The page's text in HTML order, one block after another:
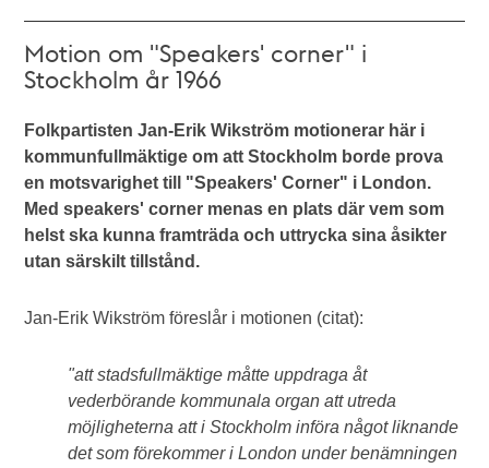
Motion om "Speakers' corner" i
Stockholm år 1966
Folkpartisten Jan-Erik Wikström motionerar här i
kommunfullmäktige om att Stockholm borde prova
en motsvarighet till "Speakers' Corner" i London.
Med speakers' corner menas en plats där vem som
helst ska kunna framträda och uttrycka sina åsikter
utan särskilt tillstånd.
Jan-Erik Wikström föreslår i motionen (citat):
"att stadsfullmäktige måtte uppdraga åt
vederbörande kommunala organ att utreda
möjligheterna att i Stockholm införa något liknande
det som förekommer i London under benämningen